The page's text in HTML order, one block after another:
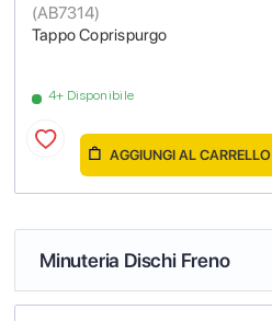
Tappo Coprispurgo
(AB7314)
4+ Disponibile
AGGIUNGI AL CARRELLO
Minuteria Dischi Freno